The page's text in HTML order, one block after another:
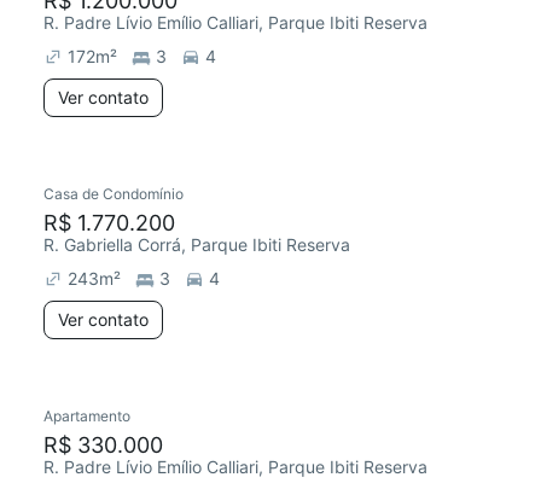
R. Padre Lívio Emílio Calliari, Parque Ibiti Reserva
172m² 3
4
Ver contato
Casa de Condomínio
R$ 1.770.200
R. Gabriella Corrá, Parque Ibiti Reserva
243m² 3
4
Ver contato
Apartamento
R$ 330.000
R. Padre Lívio Emílio Calliari, Parque Ibiti Reserva